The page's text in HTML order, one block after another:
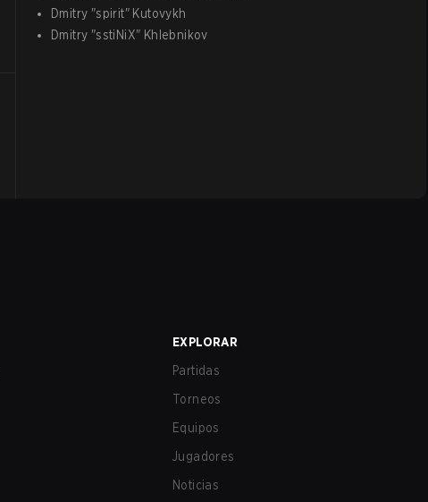
Dmitry "spirit" Kutovykh
Dmitry "sstiNiX" Khlebnikov
EXPLORAR
Partidas
Torneos
Equipos
Jugadores
Noticias